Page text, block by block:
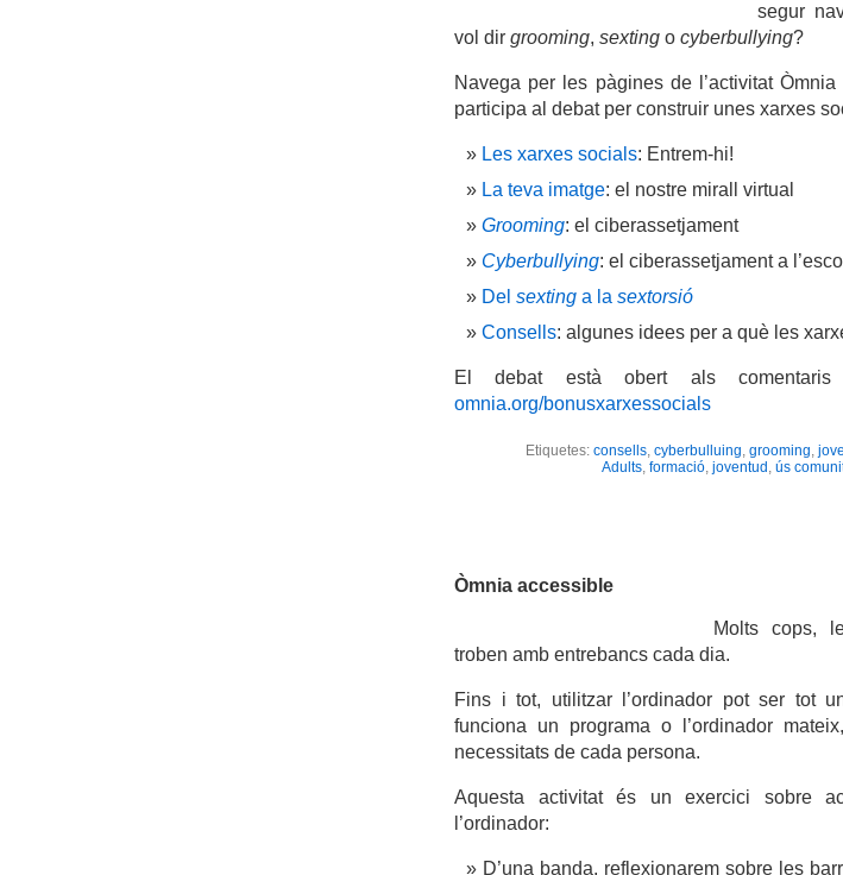
segur
vol dir grooming, sexting o cyberbullying?
Navega per les pàgines de l’activitat
participa al debat per construir unes xarxes
Les xarxes socials: Entrem-hi!
La teva imatge: el nostre mirall virtual
Grooming: el ciberassetjament
Cyberbullying: el ciberassetjament a
Del sexting a la sextorsió
Consells: algunes idees per a què les
El debat està obert als
omnia.org/bonusxarxessocials
Etiquetes: consells, cyberbulluing, grooming,
Adults, formació, joventud , ús
Òmnia accessible
Molts cops,
troben amb entrebancs cada dia.
Fins i tot, utilitzar l’ordinador pot ser tot
funciona un programa o l’ordinador
necessitats de cada persona.
Aquesta activitat és un exercici sobre
l’ordinador:
D’una banda, reflexionarem sobre les